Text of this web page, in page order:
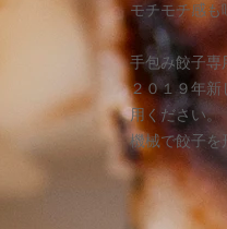
モチモチ感も
手包み餃子専
２０１９年新
用ください。
機械で餃子を